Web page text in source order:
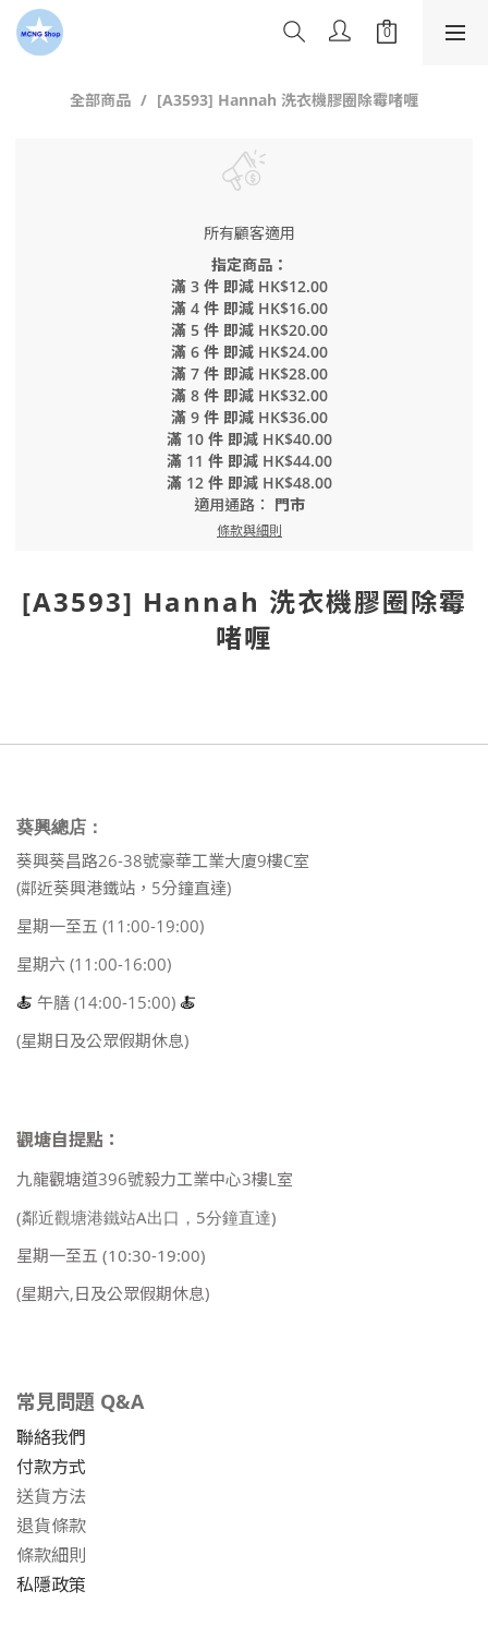
全部商品 [A3593] Hannah 洗衣機膠圈除霉啫喱
所有顧客適用
指定商品：
滿 3 件 即減 HK$12.00
滿 4 件 即減 HK$16.00
滿 5 件 即減 HK$20.00
滿 6 件 即減 HK$24.00
滿 7 件 即減 HK$28.00
滿 8 件 即減 HK$32.00
滿 9 件 即減 HK$36.00
滿 10 件 即減 HK$40.00
滿 11 件 即減 HK$44.00
滿 12 件 即減 HK$48.00
適用通路： 門市
條款與細則
[A3593] Hannah 洗衣機膠圈除霉
啫喱
葵興總店：
葵興葵昌路26-38號豪華工業大廈9樓C室
(鄰近葵興港鐵站，5分鐘直達)
星期一至五 (11:00-19:00)
星期六 (11:00-16:00)
🍝 午膳 (14:00-15:00) 🍝
(星期日及公眾假期休息)
觀塘自提點：
九龍觀塘道396號毅力工業中心3樓L室
(鄰近觀塘港鐵站A出口，5分鐘直達)
星期一至五 (10:30-19:00)
(星期六,日及公眾假期休息)
常見問題 Q&A
聯絡我們
付款方式
送貨方法
退貨條款
條款細則
私隱政策